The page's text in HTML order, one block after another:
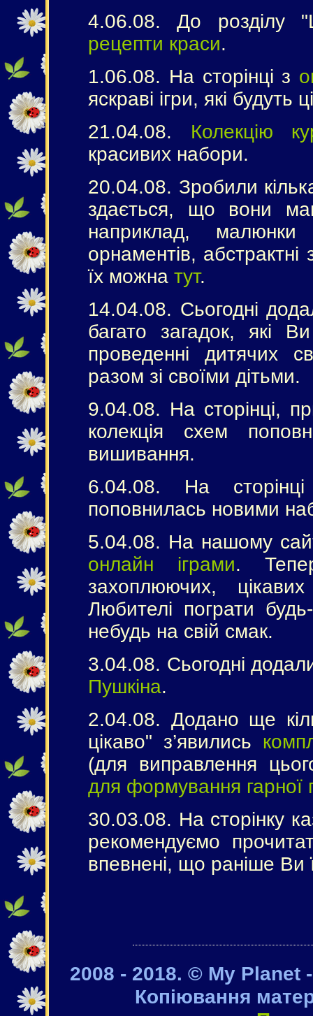
4.06.08. До розділу
рецепти краси.
1.06.08. На сторінці з
яскраві ігри, які будуть
21.04.08. Колекцію
красивих набори.
20.04.08. Зробили
здається, що вони
наприклад,
орнаментів,
їх можна тут.
14.04.08. Сьогодні
багато загадок, які
проведенні дитячих
разом зі своїми дітьми.
9.04.08. На сторінці,
колекція схем
вишивання.
6.04.08. На
поповнилась новими
5.04.08. На нашому
онлайн іграми.
захоплюючих,
Любителі пограти
небудь на свій смак.
3.04.08. Сьогодні
Пушкіна.
2.04.08. Додано ще
цікаво" з’явились
(для виправлення
для формування гарної
30.03.08. На сторінку
рекомендуємо
впевнені, що раніше Ви
2008 - 2018. © My Planet
Копіювання